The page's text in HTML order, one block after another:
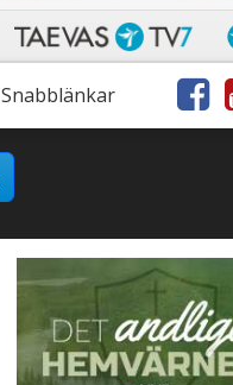
Snabblänkar